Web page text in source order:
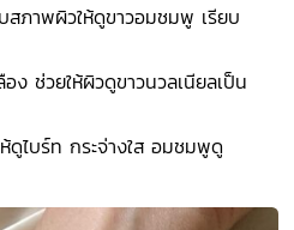
สภาพผิวให้ดูขาวอมชมพู เรียบ
อง ช่วยให้ผิวดูขาวนวลเนียลเป็น
ดูไบร์ท กระจ่างใส อมชมพูดู